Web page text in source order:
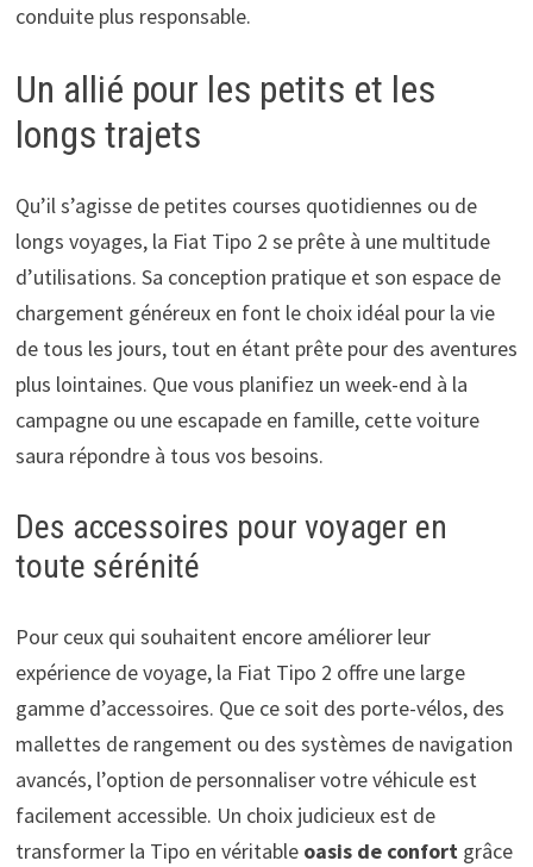
conduite plus responsable.
Un allié pour les petits et les
longs trajets
Qu’il s’agisse de petites courses quotidiennes ou de
longs voyages, la Fiat Tipo 2 se prête à une multitude
d’utilisations. Sa conception pratique et son espace de
chargement généreux en font le choix idéal pour la vie
de tous les jours, tout en étant prête pour des aventures
plus lointaines. Que vous planifiez un week-end à la
campagne ou une escapade en famille, cette voiture
saura répondre à tous vos besoins.
Des accessoires pour voyager en
toute sérénité
Pour ceux qui souhaitent encore améliorer leur
expérience de voyage, la Fiat Tipo 2 offre une large
gamme d’accessoires. Que ce soit des porte-vélos, des
mallettes de rangement ou des systèmes de navigation
avancés, l’option de personnaliser votre véhicule est
facilement accessible. Un choix judicieux est de
transformer la Tipo en véritable oasis de confortgrâce